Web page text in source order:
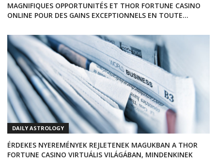
MAGNIFIQUES OPPORTUNITÉS ET THOR FORTUNE CASINO
ONLINE POUR DES GAINS EXCEPTIONNELS EN TOUTE
DAILY ASTROLOGY
ÉRDEKES NYEREMÉNYEK REJLETENEK MAGUKBAN A THOR
FORTUNE CASINO VIRTUÁLIS VILÁGÁBAN, MINDENKINEK